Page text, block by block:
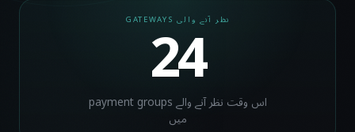
نظر آنے والی GATEWAYS
24اس وقت نظر آنے والے payment groups
میں